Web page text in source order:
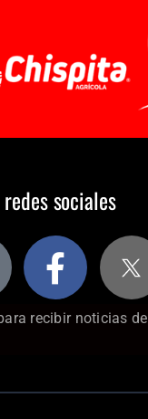
sociales
recibir noticias de